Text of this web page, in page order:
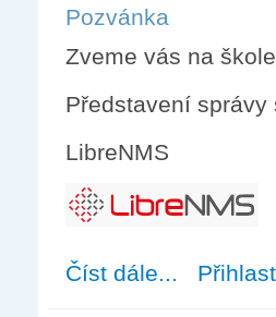
Pozvánka
Zveme vás na
Představení správy
LibreNMS
Číst dále... about